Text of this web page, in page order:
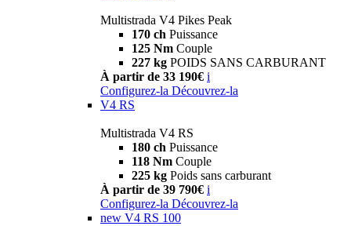
Multistrada V4 Pikes Peak
170 ch Puissance
125 Nm Couple
227 kg POIDS SANS CARBURANT
À partir de 33 190€ i
Configurez-la Découvrez-la
V4 RS
Multistrada V4 RS
180 ch Puissance
118 Nm Couple
225 kg Poids sans carburant
À partir de 39 790€ i
Configurez-la Découvrez-la
new V4 RS 100